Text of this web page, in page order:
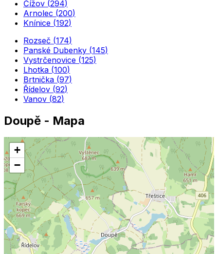
Čížov (294)
Arnolec (200)
Knínice (192)
Rozseč (174)
Panské Dubenky (145)
Vystrčenovice (125)
Lhotka (100)
Brtnička (97)
Řídelov (92)
Vanov (82)
Doupě - Mapa
+
−